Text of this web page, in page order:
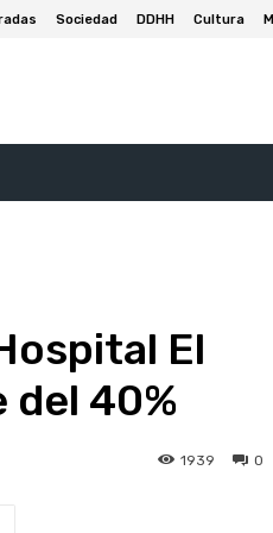
Sociedad DDHH Cultura
El
40%
0
1939